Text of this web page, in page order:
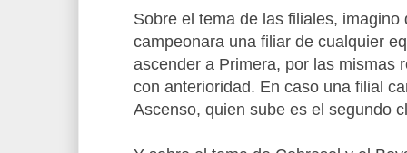
Sobre el tema de las filiales, imagino
campeonara una filiar de cualquier
ascender a Primera, por las mismas
con anterioridad. En caso una filial
Ascenso, quien sube es el segundo